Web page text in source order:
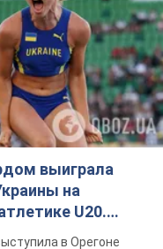
выиграла
на
U20.
в Орегоне